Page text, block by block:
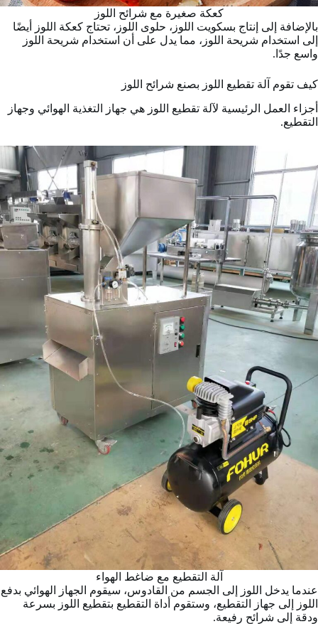
كعكة صغيرة مع شرائح اللوز
بالإضافة إلى إنتاج بسكويت اللوز، حلوى اللوز، تحتاج كعكة اللوز أيضًا
إلى استخدام شريحة اللوز، مما يدل على أن استخدام شريحة اللوز
واسع جدًا.
كيف تقوم آلة تقطيع اللوز بصنع شرائح اللوز
أجزاء العمل الرئيسية لآلة تقطيع اللوز هي جهاز التغذية الهوائي وجهاز
التقطيع.
آلة التقطيع مع ضاغط الهواء
عندما يدخل اللوز إلى الجسم من القادوس، سيقوم الجهاز الهوائي بدفع
اللوز إلى جهاز التقطيع، وستقوم أداة التقطيع بتقطيع اللوز بسرعة
ودقة إلى شرائح رفيعة.